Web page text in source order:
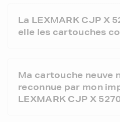
La LEXMARK CJP X
elle les cartouches
Ma cartouche neuve
reconnue par mon
LEXMARK CJP X